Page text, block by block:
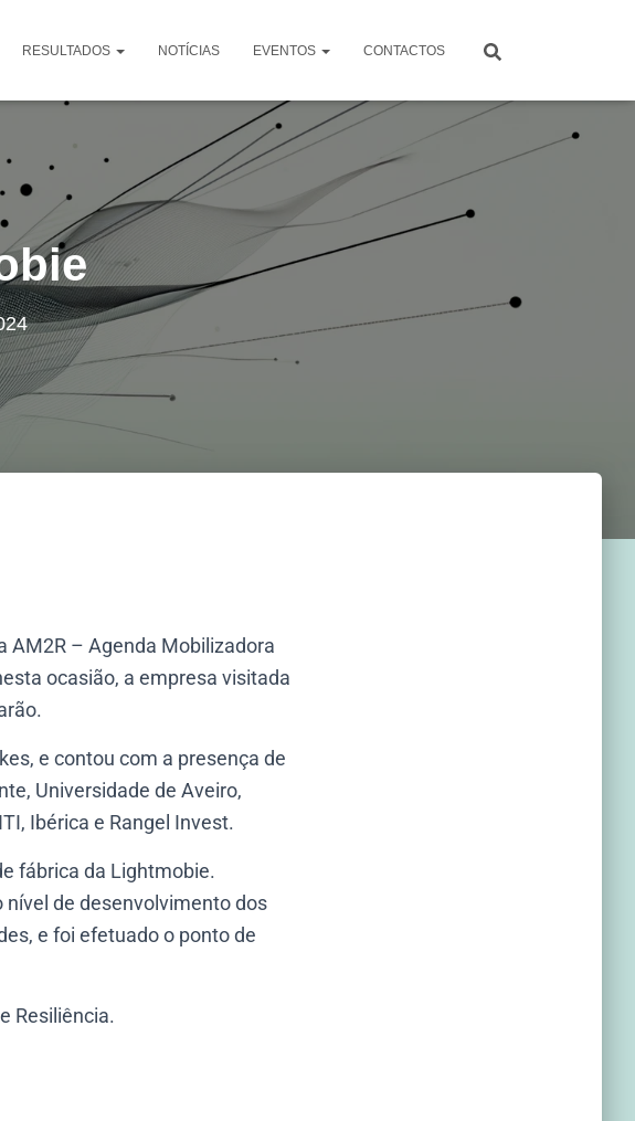
RESULTADOS NOTÍCIAS EVENTOS CONTACTOS
AM2R – Agenda Mobilizadora
ocasião, a empresa visitada
e contou com a presença de
Universidade de Aveiro,
Ibérica e Rangel Invest.
fábrica da Lightmobie.
de desenvolvimento dos
e foi efetuado o ponto de
Resiliência.